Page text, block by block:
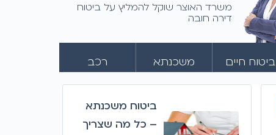
משרד האוצר שוקל להמליץ על ביטוח
דירה חובה
ביטוח חיים משכנתא רכב
ביטוח משכנתא
– כל מה שצריך